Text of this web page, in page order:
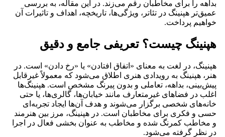
بداهه را برای مخاطبان رقم می‌زند. در این مقاله، به بررسی
عمیق‌تر هپنینگ در تئاتر، ویژگی‌ها، تاریخچه، اهداف و تاثیرات آن
خواهیم پرداخت.
هپنینگ چیست؟ تعریفی جامع و دقیق
هپنینگ، در لغت به معنای «اتفاق افتادن» یا «رخ دادن» است. در
هنر، هپنینگ به رویدادی هنری اطلاق می‌شود که معمولاً غیرقابل
پیش‌بینی، بداهه، تعاملی و بدون پیرنگ مشخص است. هپنینگ‌ها
اغلب در فضاهای غیرمتعارف مانند خیابان‌ها، گالری‌ها، یا حتی
خانه‌های شخصی برگزار می‌شوند و هدف آن‌ها ایجاد تجربه‌ای
حسی و فکری برای مخاطبان است. در هپنینگ، مرز بین هنرمند
و مخاطب کمرنگ شده و مخاطب به عنوان بخشی فعال در اجرا
در نظر گرفته می‌شود.